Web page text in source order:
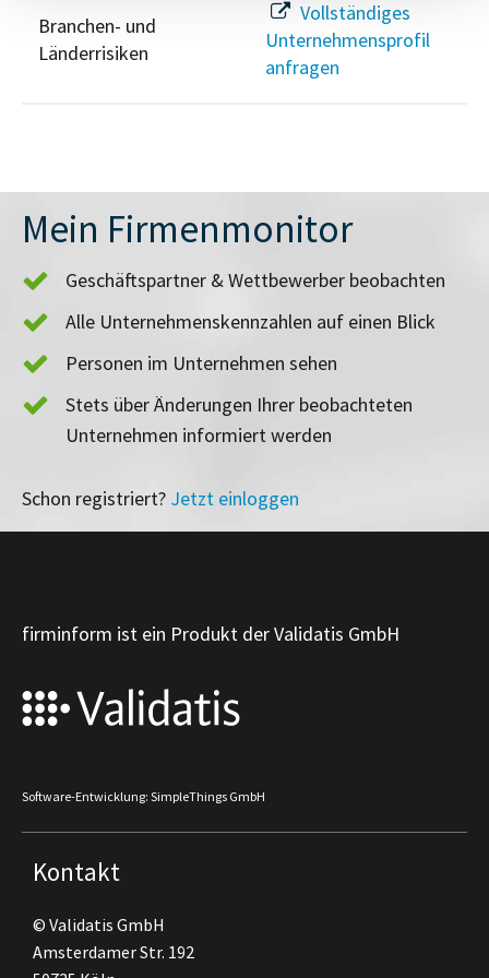
Branchen- und
Länderrisiken
Vollständiges
Unternehmensprofil
anfragen
Mein Firmenmonitor
Geschäftspartner & Wettbewerber beobachten
Alle Unternehmenskennzahlen auf einen Blick
Personen im Unternehmen sehen
Stets über Änderungen Ihrer beobachteten
Unternehmen informiert werden
Schon registriert? Jetzt einloggen
firminform ist ein Produkt der Validatis GmbH
Software-Entwicklung: SimpleThings GmbH
Kontakt
© Validatis GmbH
Amsterdamer Str. 192